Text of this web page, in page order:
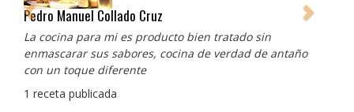
Albert Adrià
Redes sociales:
https://www.instagram.com/enigma_albertadria/
https://www.instagram.com/albertadriaprojects/
3 recetas publicadas